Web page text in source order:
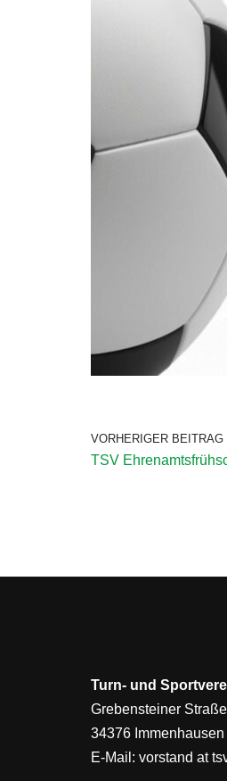
VORHERIGER BEITRAG
TSV
Turn- und
Grebensteiner
34376 Immenhausen
E-Mail: vorstand at